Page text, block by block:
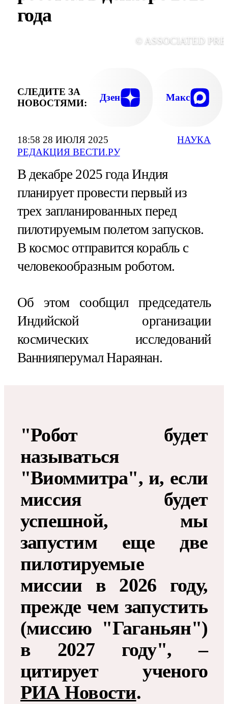
18:58 28 ИЮЛЯ 2025
РЕДАКЦИЯ ВЕСТИ.РУ
НАУКА
года
© ASSOCIATED
СЛЕДИТЕ ЗА
НОВОСТЯМИ:
Дзен Макс
В декабре 2025 года Индия
планирует провести первый из
трех запланированных перед
пилотируемым полетом запусков.
В космос отправится корабль с
человекообразным роботом.
Об этом сообщил председатель
Индийской организации
космических исследований
Ваннияперумал Нараянан.
"Робот будет
называться
"Виоммитра", и, если
миссия будет
успешной, мы
запустим еще две
пилотируемые
миссии в 2026 году,
прежде чем запустить
(миссию "Гаганьян")
в 2027 году", –
цитирует ученого
РИА Новости.